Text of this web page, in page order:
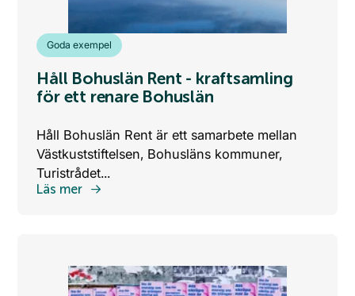
Goda exempel
Håll Bohuslän Rent - kraftsamling
för ett renare Bohuslän
Håll Bohuslän Rent är ett samarbete mellan
Västkuststiftelsen, Bohusläns kommuner,
Turistrådet...
Läs mer